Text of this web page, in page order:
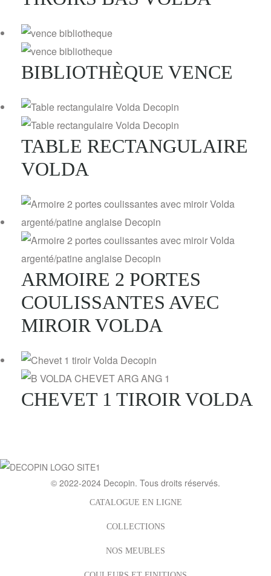
BIBLIOTHÈQUE VENCE
TABLE RECTANGULAIRE
VOLDA
ARMOIRE 2 PORTES
COULISSANTES AVEC
MIROIR VOLDA
CHEVET 1 TIROIR VOLDA
© 2022-2024 Decopin. Tous droits réservés.
CATALOGUE EN LIGNE
COLLECTIONS
NOS MEUBLES